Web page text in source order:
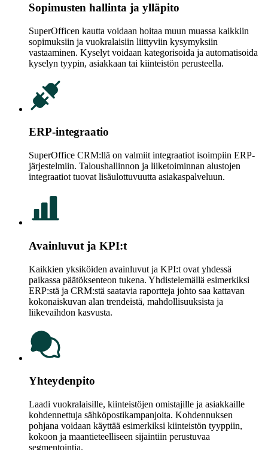
Sopimusten hallinta ja ylläpito
SuperOfficen kautta voidaan hoitaa muun muassa kaikkiin
sopimuksiin ja vuokralaisiin liittyviin kysymyksiin
vastaaminen. Kyselyt voidaan kategorisoida ja automatisoida
kyselyn tyypin, asiakkaan tai kiinteistön perusteella.
ERP-integraatio
SuperOffice CRM:llä on valmiit integraatiot isoimpiin ERP-
järjestelmiin. Taloushallinnon ja liiketoiminnan alustojen
integraatiot tuovat lisäulottuvuutta asiakaspalveluun.
Avainluvut ja KPI:t
Kaikkien yksiköiden avainluvut ja KPI:t ovat yhdessä
paikassa päätöksenteon tukena. Yhdistelemällä esimerkiksi
ERP:stä ja CRM:stä saatavia raportteja johto saa kattavan
kokonaiskuvan alan trendeistä, mahdollisuuksista ja
liikevaihdon kasvusta.
Yhteydenpito
Laadi vuokralaisille, kiinteistöjen omistajille ja asiakkaille
kohdennettuja sähköpostikampanjoita. Kohdennuksen
pohjana voidaan käyttää esimerkiksi kiinteistön tyyppiin,
kokoon ja maantieteelliseen sijaintiin perustuvaa
segmentointia.